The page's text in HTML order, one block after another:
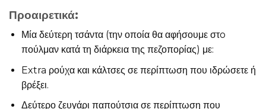
Προαιρετικά:
Μία δεύτερη τσάντα (την οποία θα αφήσουμε στo
πούλμαν κατά τη διάρκεια της πεζοπορίας) με:
Extra ρούχα και κάλτσες σε περίπτωση που ιδρώσετε ή
βρέξει.
Δεύτερο ζευγάρι παπούτσια σε περίπτωση που